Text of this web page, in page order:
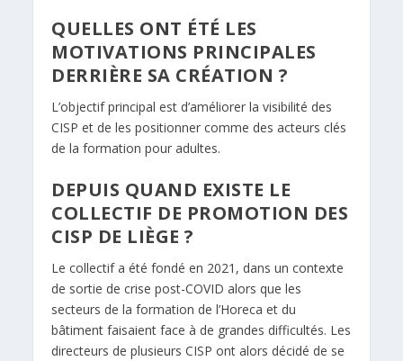
QUELLES ONT ÉTÉ LES
MOTIVATIONS PRINCIPALES
DERRIÈRE SA CRÉATION ?
L’objectif principal est d’améliorer la visibilité des
CISP et de les positionner comme des acteurs clés
de la formation pour adultes.
DEPUIS QUAND EXISTE LE
COLLECTIF DE PROMOTION DES
CISP DE LIÈGE ?
Le collectif a été fondé en 2021, dans un contexte
de sortie de crise post-COVID alors que les
secteurs de la formation de l’Horeca et du
bâtiment faisaient face à de grandes difficultés. Les
directeurs de plusieurs CISP ont alors décidé de se